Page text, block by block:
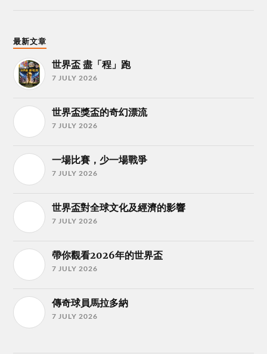
最新文章
世界盃 盡「程」跑
7 JULY 2026
世界盃獎盃的奇幻漂流
7 JULY 2026
一場比賽，少一場戰爭
7 JULY 2026
世界盃對全球文化及經濟的影響
7 JULY 2026
帶你觀看2026年的世界盃
7 JULY 2026
傳奇球員馬拉多納
7 JULY 2026